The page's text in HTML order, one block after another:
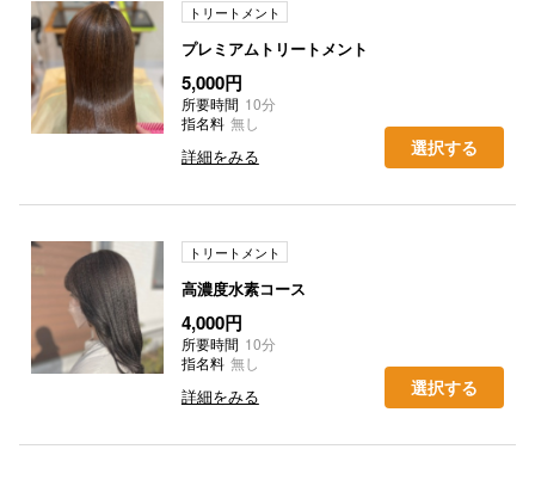
トリートメント
プレミアムトリートメント
5,000円
所要時間 10分
指名料 無し
詳細をみる 選択する
トリートメント
高濃度水素コース
4,000円
所要時間 10分
指名料 無し
詳細をみる 選択する